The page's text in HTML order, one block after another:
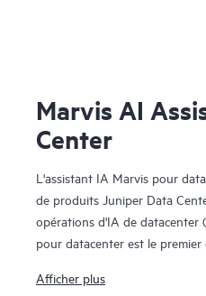
Marvis AI
Center
L'assistant IA Marvis pour
de produits Juniper Data
opérations d'IA de datacenter
pour datacenter est le
visibilité de bout en bout de
Afficher plus